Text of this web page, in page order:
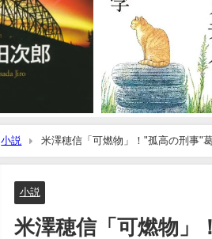
小説 米澤穂信「可燃物」！"孤高の刑事"
小説
米澤穂信「可燃物」